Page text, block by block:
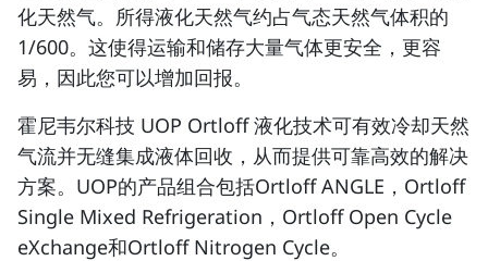
化天然气。所得液化天然气约占气态天然气体积的
1/600。这使得运输和储存大量气体更安全，更容
易，因此您可以增加回报。
霍尼韦尔科技 UOP Ortloff 液化技术可有效冷却天然
气流并无缝集成液体回收，从而提供可靠高效的解决
方案。UOP的产品组合包括Ortloff ANGLE，Ortloff
Single Mixed Refrigeration，Ortloff Open Cycle
eXchange和Ortloff Nitrogen Cycle。